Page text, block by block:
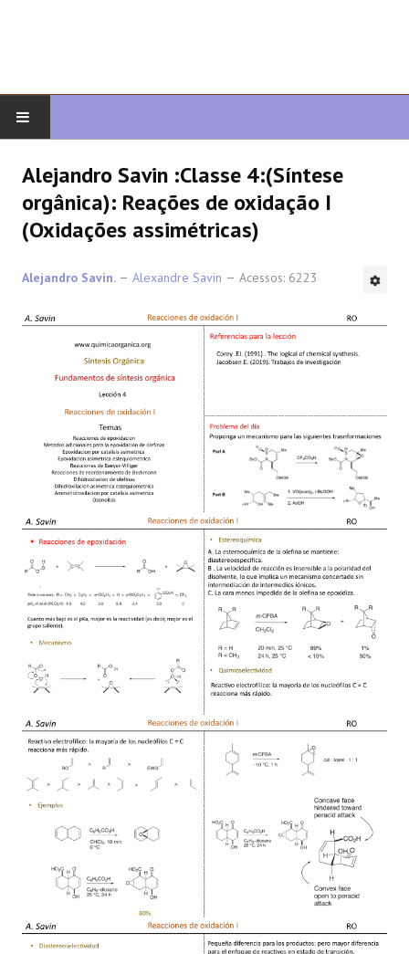
QUIMICA ORGANICA
SÍNTESE
ESPECTROSCOPIA
REAÇÕES
Alejandro Savin :Classe 4:(Síntese
orgânica): Reações de oxidação I
(Oxidações assimétricas)
Alejandro Savin. Alexandre Savin Acessos: 6223